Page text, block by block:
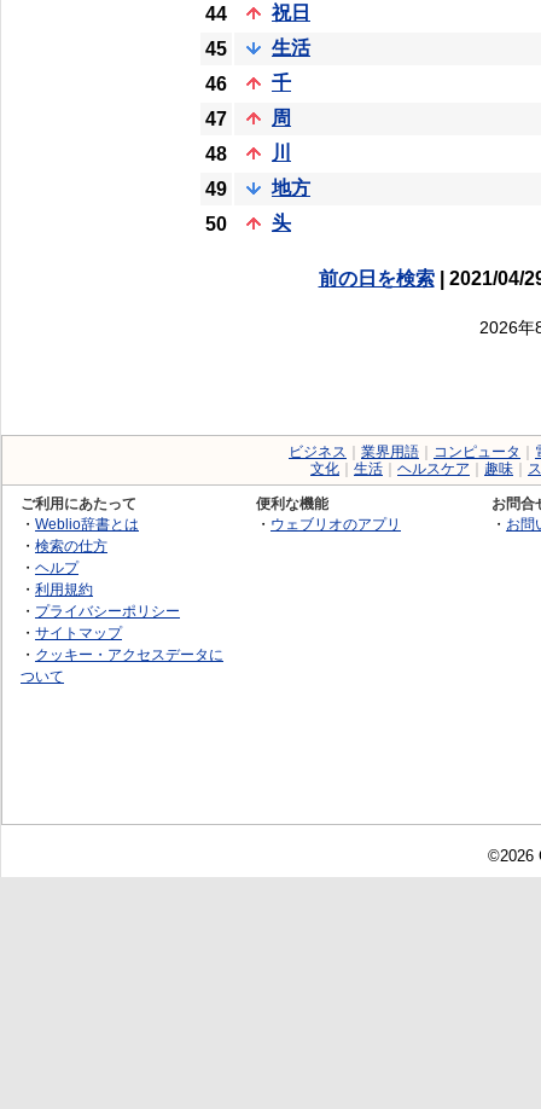
44
祝日
45
生活
46
千
47
周
48
川
49
地方
50
头
前の日を検索| 2021/04/
2026年
ビジネス 業界用語 コンピュータ
文化
生活 ヘルスケア 趣味
ご利用にあたって
・ Weblio辞書とは
・ 検索の仕方
・ ヘルプ
・ 利用規約
・ プライバシーポリシー
・ サイトマップ
・ クッキー・アクセスデータに
ついて
便利な機能
・ ウェブリオのアプリ
お問合
・ お問
©2026